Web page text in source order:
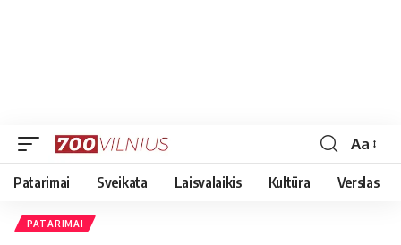
Font
Resizer
Aa
Patarimai Sveikata Laisvalaikis Kultūra Verslas
PATARIMAI